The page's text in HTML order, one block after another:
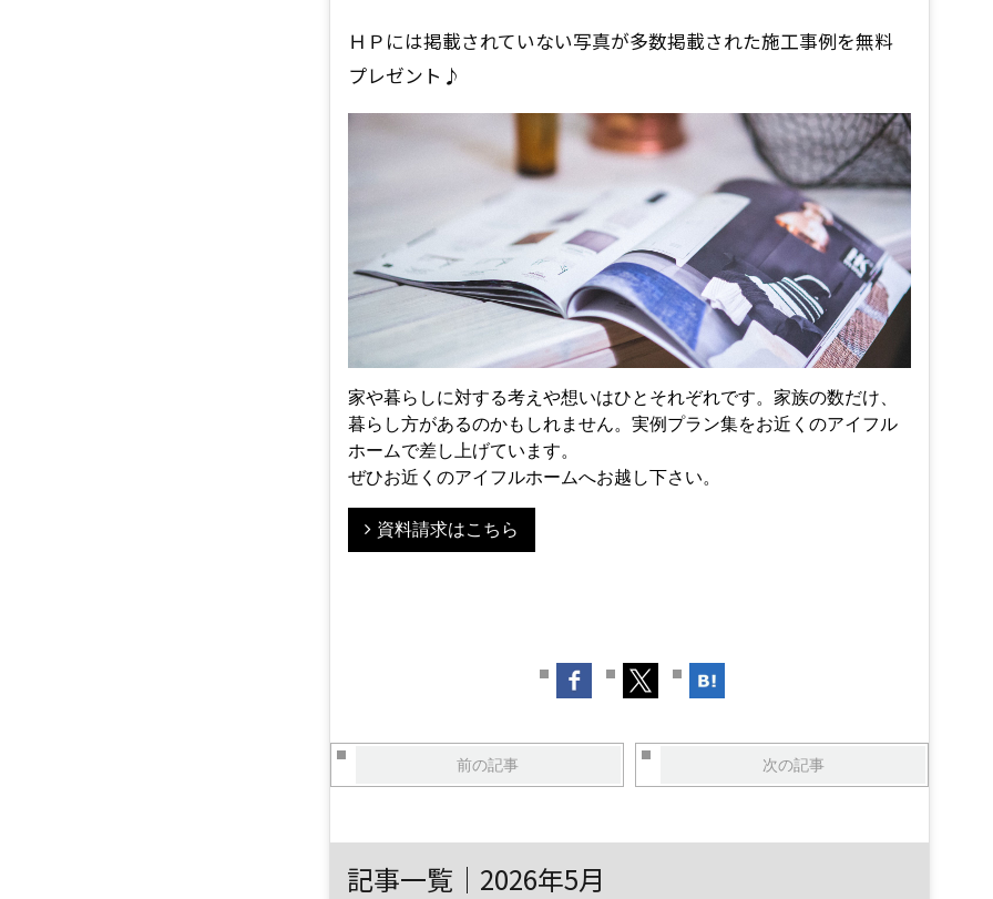
ＨＰには掲載されていない写真が多数掲載された施工事例を無料
プレゼント♪
家や暮らしに対する考えや想いはひとそれぞれです。家族の数だけ、
暮らし方があるのかもしれません。実例プラン集をお近くのアイフル
ホームで差し上げています。
ぜひお近くのアイフルホームへお越し下さい。
資料請求はこちら
前の記事 次の記事
記事一覧｜2026年5月